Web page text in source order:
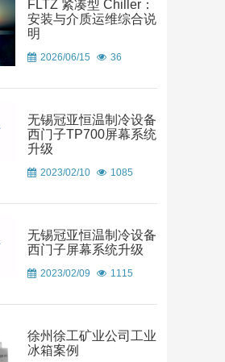
FLTZ 紧凑型 Chiller：
安装与介质运维综合说
明
2026/06/15 36
无锡冠亚恒温制冷设备
西门子TP700屏幕系统
升级
2023/02/10 1085
无锡冠亚恒温制冷设备
西门子屏幕系统升级
2023/02/09 1115
徐州徐工矿业公司工业
冰箱案例